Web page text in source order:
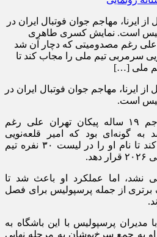
ایرنا، مهاجم جوان فوتبال ایران در
است. نمایش کسری طاهری
تهران علی رغم مصدومیتی که دچار آن شد
سرمربی تیم ملی را مجاب کند تا
از ایرنا، مهاجم جوان فوتبال ایران در
است.
نمایش کسری طاهری مهاجم ۱۹ ساله پیکان تهران علی رغم
گونه‌ای بود که امیر قلعه‌نویی
سرمربی تیم ملی را مجاب کند تا نام او را در لیست ۳۰ نفره تیم
نشد، اما عملکرد او باعث شد تا
برتری از جمله پرسپولیس برای فصل
مدیران پرسپولیس با این باشگاه به
او به جمع سرخ‌پوشان به مرحله نهایی